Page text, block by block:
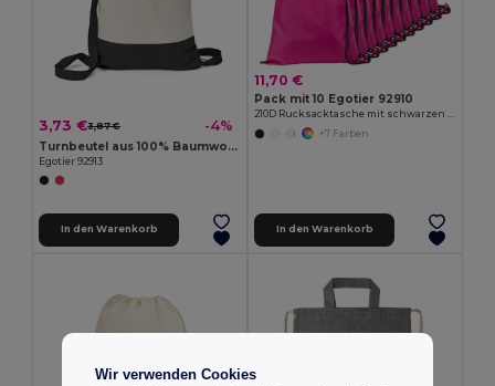
3,73 €3,87 € -4%
Turnbeutel aus 100% Baumwolle (180 g/m²)
Egotier 92913
In den Warenkorb
11,70 €
Pack mit 10 Egotier 92910
210D Rucksacktasche mit schwarzen Zugbändern
+7 Farben
In den Warenkorb
Wir verwenden Cookies